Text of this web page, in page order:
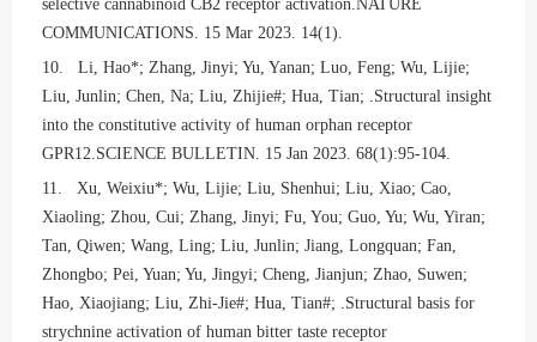
selective cannabinoid CB2 receptor activation.NATURE
COMMUNICATIONS. 15 Mar 2023. 14(1).
10. Li, Hao*; Zhang, Jinyi; Yu, Yanan; Luo, Feng; Wu, Lijie;
Liu, Junlin; Chen, Na; Liu, Zhijie#; Hua, Tian; .Structural insight
into the constitutive activity of human orphan receptor
GPR12.SCIENCE BULLETIN. 15 Jan 2023. 68(1):95-104.
11. Xu, Weixiu*; Wu, Lijie; Liu, Shenhui; Liu, Xiao; Cao,
Xiaoling; Zhou, Cui; Zhang, Jinyi; Fu, You; Guo, Yu; Wu, Yiran;
Tan, Qiwen; Wang, Ling; Liu, Junlin; Jiang, Longquan; Fan,
Zhongbo; Pei, Yuan; Yu, Jingyi; Cheng, Jianjun; Zhao, Suwen;
Hao, Xiaojiang; Liu, Zhi-Jie#; Hua, Tian#; .Structural basis for
strychnine activation of human bitter taste receptor